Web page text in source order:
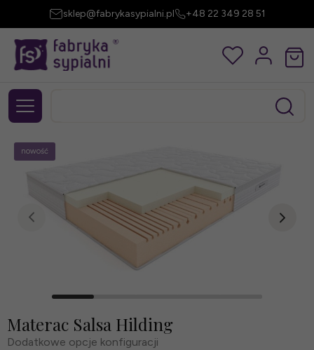
sklep@fabrykasypialni.pl +48 22 349 28 51
nowość
Materac Salsa Hilding
Dodatkowe opcje konfiguracji